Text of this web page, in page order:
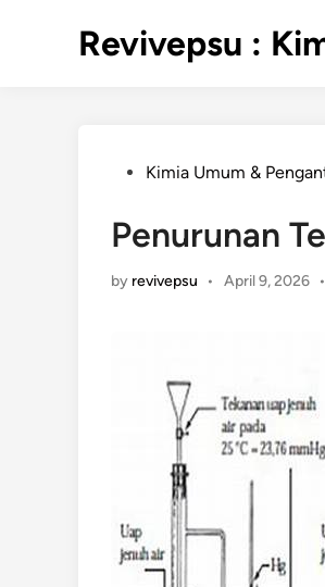
Revivepsu :
PostedKimia Umum &
Penurunan
by revivepsu • April 9, 2026 •